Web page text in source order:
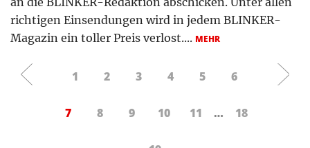
richtigen Einsendungen wird in jedem BLINKER-
Magazin ein toller Preis verlost.... MEHR
1 2 3 4 5 6
7 8 9 10 11 … 18